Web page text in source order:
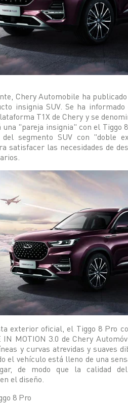
Chery Automobile ha
insignia SUV. Se ha
T1X de Chery y se
una "pareja insignia" con el Tiggo
segmento SUV con "doble
satisfacer las necesidades de
exterior oficial, el Tiggo 8 Pro
MOTION 3.0 de Chery
y curvas atrevidas y suaves
el vehículo está lleno de una
de modo que la calidad
el diseño.